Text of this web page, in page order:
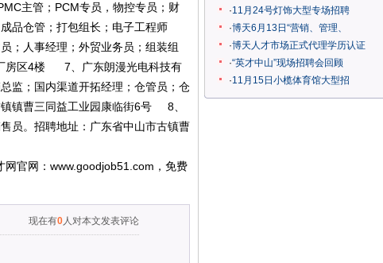
主管；PCM专员，物控专员；财
品仓管；打包组长；电子工程师
；人事经理；外贸业务员；组装组
房区4楼 7、广东朗漫光电科技有
监；国内渠道开拓经理；仓管员；仓
镇曹三同益工业园康临街6号 8、
员。招聘地址：广东省中山市古镇曹
业园
网：www.goodjob51.com，免费
现在有0人对本文发表评论
·11月24号灯饰大型专场招聘
·博天6月13日“营销、管理、
·博天人才市场正式代理学历认证
·“英才中山”现场招聘会回顾
·11月15日小榄体育馆大型招